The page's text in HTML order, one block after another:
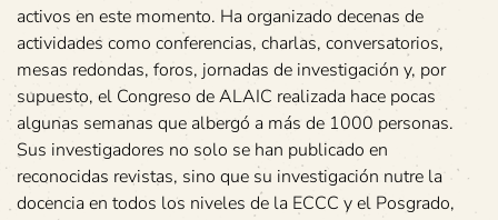
activos en este momento. Ha organizado decenas de
actividades como conferencias, charlas, conversatorios,
mesas redondas, foros, jornadas de investigación y, por
supuesto, el Congreso de ALAIC realizada hace pocas
algunas semanas que albergó a más de 1000 personas.
Sus investigadores no solo se han publicado en
reconocidas revistas, sino que su investigación nutre la
docencia en todos los niveles de la ECCC y el Posgrado,